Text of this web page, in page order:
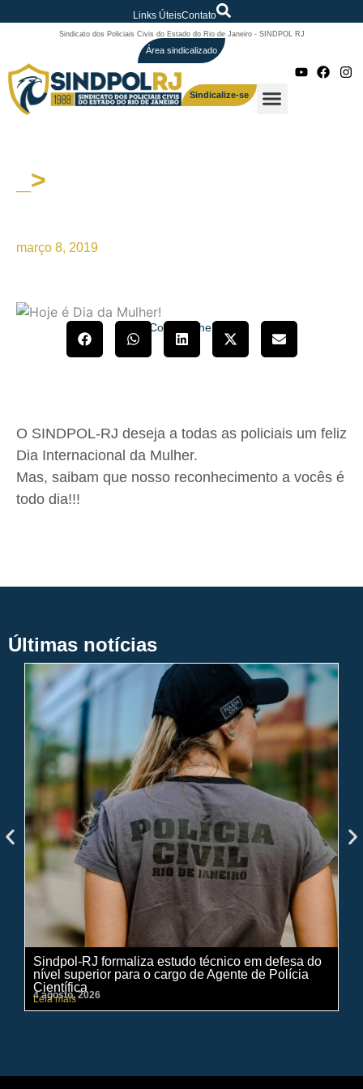
Links ÚteisContato
Sindicato dos Policiais Civis do Estado do Rio de Janeiro - SINDPOL RJ
Área sindicalizado
Sindicalize-se
_>
março 8, 2019
Compartilhe!
O SINDPOL-RJ deseja a todas as policiais um feliz
Dia Internacional da Mulher.
Mas, saibam que nosso reconhecimento a vocês é
todo dia!!!
Últimas notícias
Sindpol-RJ formaliza estudo técnico em defesa do
nível superior para o cargo de Agente de Polícia
Científica
Leia mais
4 agosto, 2026